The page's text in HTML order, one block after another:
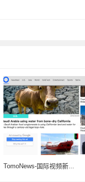
TomoNews-国际视频新...